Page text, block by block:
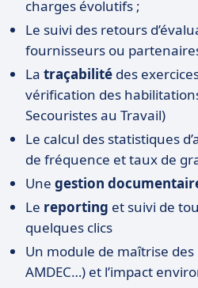
charges évolutifs ;
Le suivi des retours
fournisseurs ou
La traçabilité des
vérification des
Secouristes au Travail)
Le calcul des statistiques
de fréquence et taux de
Une gestion
Le reporting et suivi de
quelques clics
Un module de maîtrise des
AMDEC…) et l’impact